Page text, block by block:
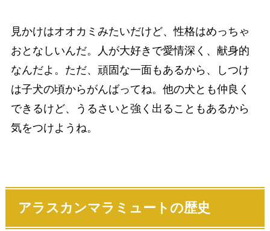
見かけはオオカミみたいだけど、性格はめっちゃ
おとなしいんだ。人が大好きで愛情深く、献身的
なんだよ。ただ、頑固な一面もあるから、しつけ
は子犬の頃からがんばってね。他の犬とも仲良く
できるけど、うるさいと強く出ることもあるから
気をつけようね。
アラスカンマラミュートの歴史